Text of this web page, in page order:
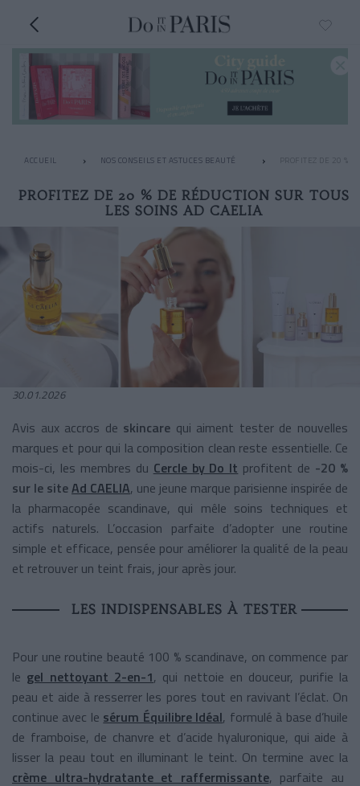
ACCUEIL NOS CONSEILS ET ASTUCES BEAUTÉ PROFITEZ DE 20 %
PROFITEZ DE 20 % DE RÉDUCTION SUR TOUS
LES SOINS AD CAELIA
30.01.2026
Avis aux accros de skincare qui aiment tester de nouvelles
marques et pour qui la composition clean reste essentielle. Ce
mois-ci, les membres du Cercle by Do It profitent de -20 %
sur le siteAd CAELIA, une jeune marque parisienne inspirée de
la pharmacopée scandinave, qui mêle soins techniques et
actifs naturels. L’occasion parfaite d’adopter une routine
simple et efficace, pensée pour améliorer la qualité de la peau
et retrouver un teint frais, jour après jour.
LES INDISPENSABLES À TESTER
Pour une routine beauté 100 % scandinave, on commence par
le gel nettoyant 2-en-1, qui nettoie en douceur, purifie la
peau et aide à resserrer les pores tout en ravivant l’éclat. On
continue avec le sérum Équilibre Idéal, formulé à base d’huile
de framboise, de chanvre et d’acide hyaluronique, qui aide à
lisser la peau tout en illuminant le teint. On termine avec la
crème ultra-hydratante et raffermissante, parfaite au